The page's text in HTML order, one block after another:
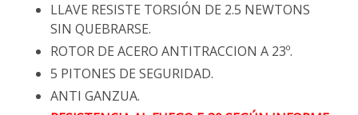
LLAVE RESISTE TORSIÓN DE 2.5 NEWTONS
SIN QUEBRARSE.
ROTOR DE ACERO ANTITRACCION A 23º.
5 PITONES DE SEGURIDAD.
ANTI GANZUA.